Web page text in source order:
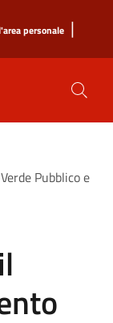
personale |
Pubblico e